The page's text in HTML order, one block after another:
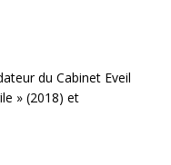
du Cabinet Eveil
» (2018) et